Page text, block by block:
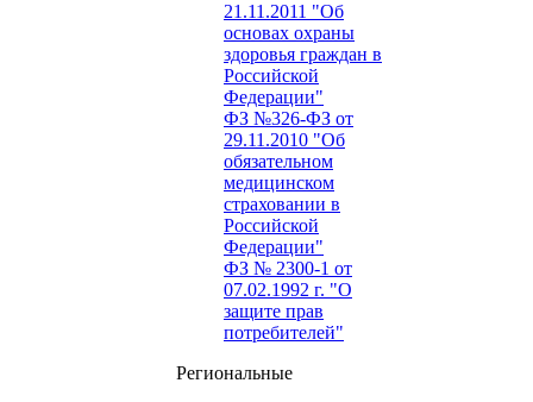
21.11.2011 "Об
основах охраны
здоровья граждан в
Российской
Федерации"
ФЗ №326-ФЗ от
29.11.2010 "Об
обязательном
медицинском
страховании в
Российской
Федерации"
ФЗ № 2300-1 от
07.02.1992 г. "О
защите прав
потребителей"
Региональные